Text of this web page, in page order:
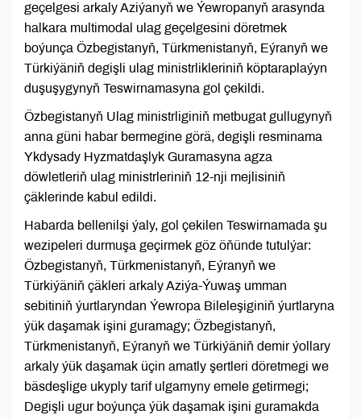
geçelgesi arkaly Aziýanyň we Ýewropanyň arasynda
halkara multimodal ulag geçelgesini döretmek
boýunça Özbegistanyň, Türkmenistanyň, Eýranyň we
Türkiýäniň degişli ulag ministrlikleriniň köptaraplaýyn
duşuşygynyň Teswirnamasyna gol çekildi.
Özbegistanyň Ulag ministrliginiň metbugat gullugynyň
anna güni habar bermegine görä, degişli resminama
Ykdysady Hyzmatdaşlyk Guramasyna agza
döwletleriň ulag ministrleriniň 12-nji mejlisiniň
çäklerinde kabul edildi.
Habarda bellenilşi ýaly, gol çekilen Teswirnamada şu
wezipeleri durmuşa geçirmek göz öňünde tutulýar:
Özbegistanyň, Türkmenistanyň, Eýranyň we
Türkiýäniň çäkleri arkaly Aziýa-Ýuwaş umman
sebitiniň ýurtlaryndan Ýewropa Bileleşiginiň ýurtlaryna
ýük daşamak işini guramagy; Özbegistanyň,
Türkmenistanyň, Eýranyň we Türkiýäniň demir ýollary
arkaly ýük daşamak üçin amatly şertleri döretmegi we
bäsdeşlige ukyply tarif ulgamyny emele getirmegi;
Degişli ugur boýunça ýük daşamak işini guramakda